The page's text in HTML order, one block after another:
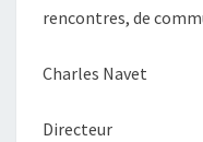
rencontres, de
Charles Navet
Directeur